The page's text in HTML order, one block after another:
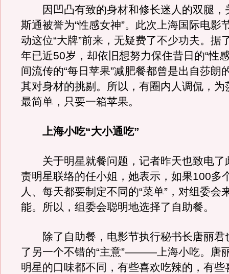
因凹凸有致的身材和修长迷人的双腿，
斯通被誉为“性感女神”。此次上海国际电影
动这位“大牌”前来，无疑费了不少功夫。据
年已近50岁，却依旧想努力保住昔日的“性
间流传的“每日苹果”减肥餐都曾是出自莎朗
其对身材的挑剔。所以，有圈内人调侃，为
最简单，只要一箱苹果。
上海小吃“大小通吃”
关于明星就餐问题，记者昨天也致电了
责明星联络的任小姐，她表示，如果100多
人、每天都要制定不同的“菜单”，对组委会
能。所以，组委会聪明地选择了自助餐。
除了自助餐，电影节执行秘书长唐丽君
了另一个不错的“主意”———上海小吃。唐
明星的口味都不同，有些喜欢吃辣的，有些